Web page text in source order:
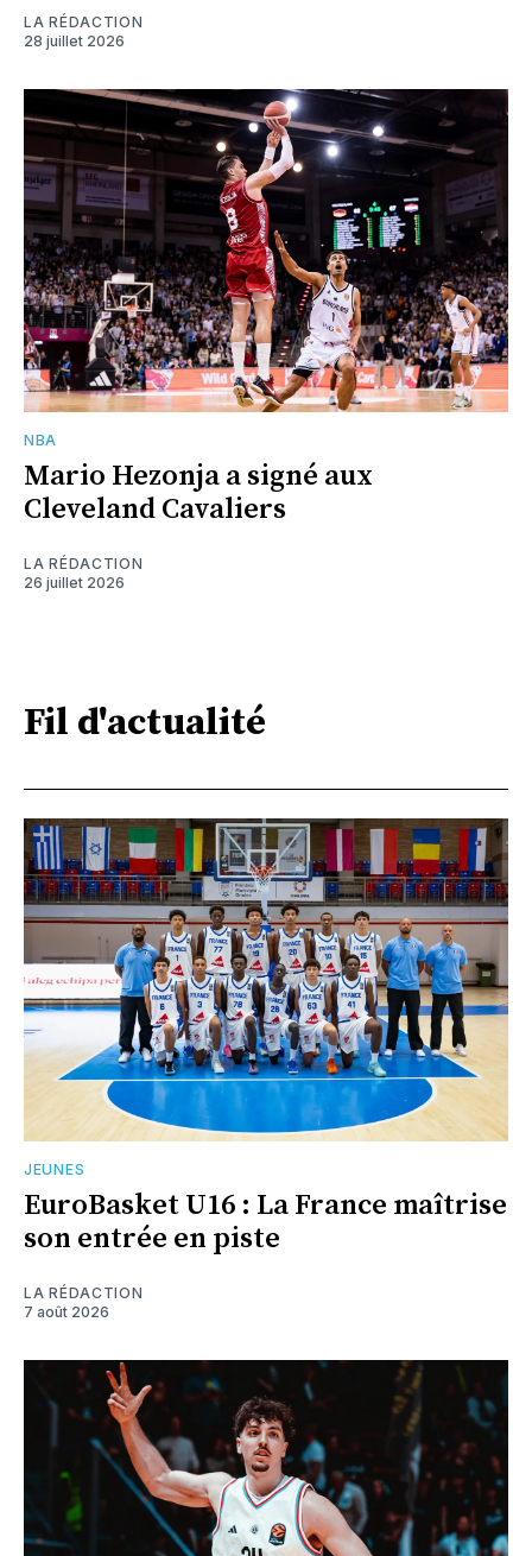
LA RÉDACTION
28 juillet 2026
NBA
Mario Hezonja a signé aux
Cleveland Cavaliers
LA RÉDACTION
26 juillet 2026
Fil d'actualité
JEUNES
EuroBasket U16 : La France maîtrise
son entrée en piste
LA RÉDACTION
7 août 2026